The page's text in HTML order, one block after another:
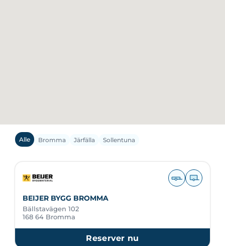
Alle Bromma Järfälla Sollentuna
BEIJER BYGG BROMMA
Bällstavägen 102
168 64 Bromma
Reserver nu